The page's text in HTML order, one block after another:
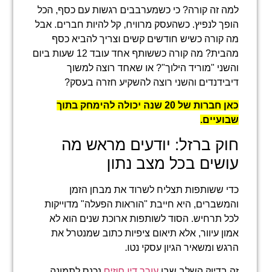
למה זה קורה? כי כשמערבבים רגשות עם כסף, הכל
הופך לנפיץ. כשהעסק מרוויח, קל להיות חברים. אבל
מה קורה כשיש חודשים קשים וצריך להביא כסף
מהבית? מה קורה כששותף אחד עובד 12 שעות ביום
והשני "מוריד הילוך"? או שאחד רוצה למשוך
דיבידנדים והשני רוצה להשקיע חזרה בעסק?
כאן חברות של 20 שנה יכולה להימחק בתוך
שבועיים.
חוק ברזל: יודעים מראש מה
עושים בכל מצב נתון
כדי ששותפות תצליח לשרוד את מבחן הזמן
והמשברים, היא חייבת "הוראות הפעלה" מדוייקות
לכל תרחיש. הסוד לשותפות ארוכת שנים הוא לא
אמון עיוור, אלא תיאום ציפיות כתוב שמנטרל את
הרגש ומשאיר הגיון עסקי נטו.